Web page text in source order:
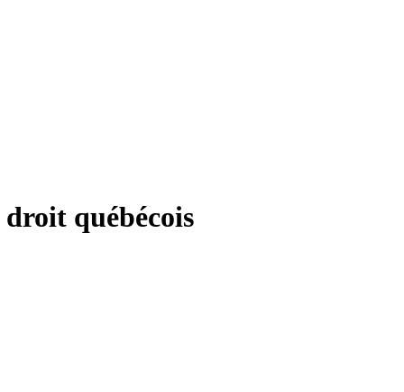
québécois